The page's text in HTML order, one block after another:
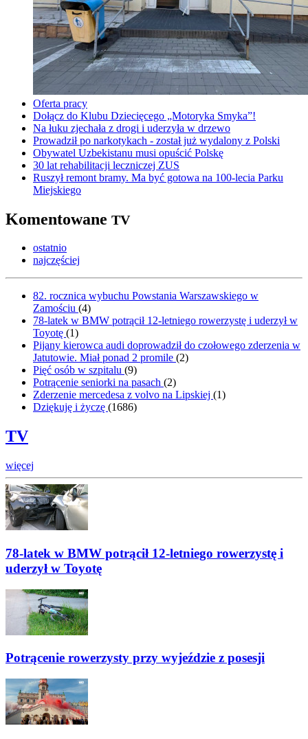
Oferta pracy
Dołącz do Klubu Dziecięcego „Motoryka Smyka”!
Na łuku zjechała z drogi i uderzyła w drzewo
Prowadził po narkotykach - został już wydalony z Polski
Obywatel Uzbekistanu musi opuścić Polskę
30 lat rehabilitacji leczniczej ZUS
Ruszył remont bramy. Ma być gotowa na 100-lecia Parku
Miejskiego
Komentowane TV
ostatnio
najczęściej
82. rocznica wybuchu Powstania Warszawskiego w
Zamościu (4)
78-latek w BMW potrącił 12-letniego rowerzystę i uderzył w
Toyotę (1)
Pijany kierowca audi doprowadził do czołowego zderzenia w
Jatutowie. Miał ponad 2 promile (2)
Pięć osób w szpitalu (9)
Potrącenie seniorki na pasach (2)
Zderzenie mercedesa z volvo na Lipskiej (1)
Dziękuję i życzę (1686)
TV
więcej
78-latek w BMW potrącił 12-letniego rowerzystę i
uderzył w Toyotę
Potrącenie rowerzysty przy wyjeździe z posesji